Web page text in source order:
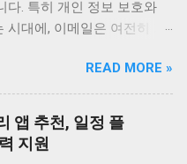
서 사용되고 있습니다
을 지원하며 전체 이용가 등
의 다운로드 수를 기록하며
니다 주요 기능으로는 문서
트 인식 문서 관리 공유 그리
습니다 특히 고급 이미지
다. 특히 개인 정보 보호와
시대에, 이메일은 여전히 가
다. 하지만 동시에 이메일은
의 위험에 항상 노출되어 있
감을 해소하고 사용자의 프
로 보호하기 위해 탄생한
입니다. 스위스에 기반을
READ MORE »
앱 추천, 일정 플
지원